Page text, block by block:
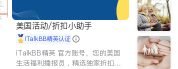
美国活动/折扣小助手
iTalkBB精英认证
iTalkBB精英 官方账号。您的美国
生活福利播报员，精选独家折扣、